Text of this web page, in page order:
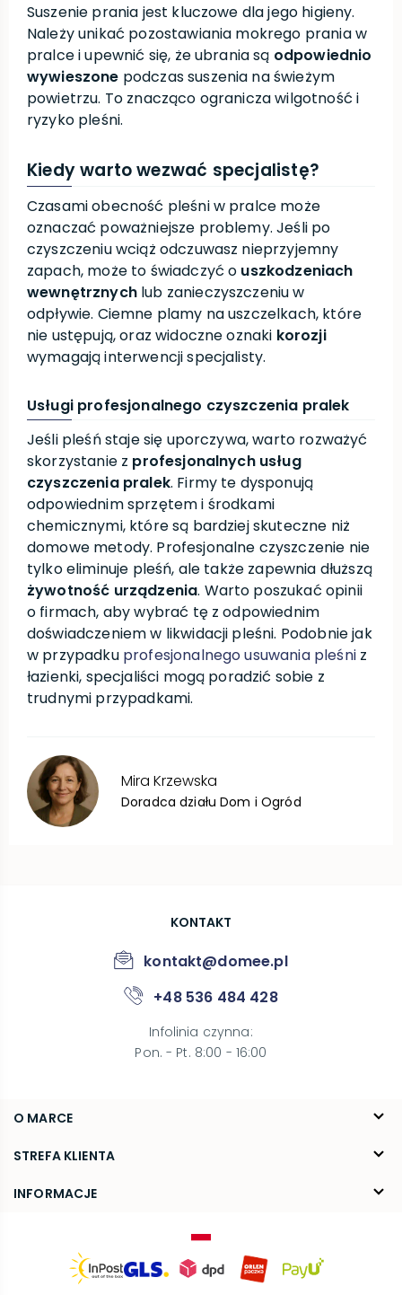
Suszenie prania jest kluczowe dla jego higieny.
Należy unikać pozostawiania mokrego prania w
pralce i upewnić się, że ubrania są odpowiednio
wywieszone podczas suszenia na świeżym
powietrzu. To znacząco ogranicza wilgotność i
ryzyko pleśni.
Kiedy warto wezwać specjalistę?
Czasami obecność pleśni w pralce może
oznaczać poważniejsze problemy. Jeśli po
czyszczeniu wciąż odczuwasz nieprzyjemny
zapach, może to świadczyć o uszkodzeniach
wewnętrznychlub zanieczyszczeniu w
odpływie. Ciemne plamy na uszczelkach, które
nie ustępują, oraz widoczne oznaki korozji
wymagają interwencji specjalisty.
Usługi profesjonalnego czyszczenia pralek
Jeśli pleśń staje się uporczywa, warto rozważyć
skorzystanie z profesjonalnych usług
czyszczenia pralek. Firmy te dysponują
odpowiednim sprzętem i środkami
chemicznymi, które są bardziej skuteczne niż
domowe metody. Profesjonalne czyszczenie nie
tylko eliminuje pleśń, ale także zapewnia dłuższą
żywotność urządzenia. Warto poszukać opinii
o firmach, aby wybrać tę z odpowiednim
doświadczeniem w likwidacji pleśni. Podobnie jak
w przypadku profesjonalnego usuwania pleśniz
łazienki, specjaliści mogą poradzić sobie z
trudnymi przypadkami.
Mira Krzewska
Doradca działu Dom i Ogród
O MARCE
O nas
Blog
STREFA KLIENTA
FAQ
Reklamacje i zwroty
INFORMACJE
Polityka prywatności
KONTAKT
kontakt@domee.pl
+48 536 484 428
Infolinia czynna:
Pon. - Pt. 8:00 - 16:00